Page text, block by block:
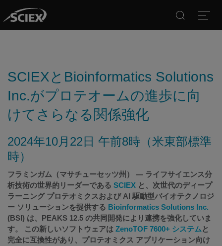
SCIEXとBioinformatics Solutions
Inc.がプロテオームの進歩に向
けてさらなる関係強化
2024年10月22日 午前8時（米東部標準
時）
フラミンガム（マサチューセッツ州） — ライフサイエンス分
析技術の世界的リーダーである SCIEX と、次世代のディープ
ラーニング プロテオミクスおよび AI 駆動型バイオテクノロジ
ー ソリューションを提供する Bioinformatics Solutions Inc.
(BSI) は、PEAKS 12.5 の共同開発により連携を強化していま
す。 この新しいソフトウェアは ZenoTOF 7600+ システムと
完全に互換性があり、プロテオミクス アプリケーション向け